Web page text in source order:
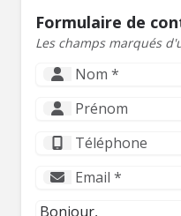
Formulaire de
Les champs marqués